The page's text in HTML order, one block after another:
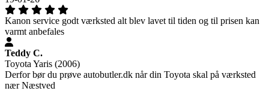
Kanon service godt værksted alt blev lavet til tiden og til prisen kan
varmt anbefales
Teddy C.
Toyota Yaris (2006)
Derfor bør du prøve autobutler.dk når din Toyota skal på værksted
nær Næstved